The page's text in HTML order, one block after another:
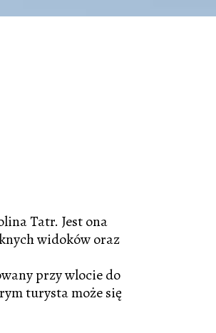
Tatr. Jest ona
widoków oraz
przy wlocie do
turysta może się